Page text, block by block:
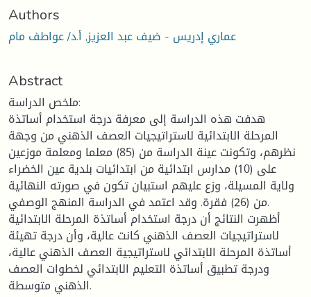
Authors
عماري إدريس - ضيف عبد العزيز, أ.د/ عواطف مام
Abstract
ملخص الدراسة:
هدفت هذه الدراسة إلى معرفة درجة استخدام أساتذة
المرحلة الابتدائية لاستراتيجيات العصف الذهني من وجهة
نظرهم، وتكونت عينة الدراسة من (85) معلما ومعلمة موزعين
على (10) مدارس ابتدائية من ابتدائيات بلدية عين الخضراء
ولاية المسيلة، وزع عليهم استبيان تكون في صورته النهائية
من (26) فقرة. وقد اعتمد في الدراسة المنهج الوصفي.
أظهرت النتائج أن درجة استخدام أساتذة المرحلة الابتدائية
لاستراتيجيات العصف الذهني كانت عالية، وأن درجة تهيئة
أساتذة المرحلة الابتدائي لاستراتيجية العصف الذهني عالية،
ودرجة تطبيق أساتذة التعليم الابتدائي لخطوات العصف
الذهني متوسطة.